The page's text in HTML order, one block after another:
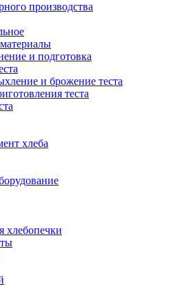
производства
и подготовка
и брожение теста
теста
хлеба
хлебопечки